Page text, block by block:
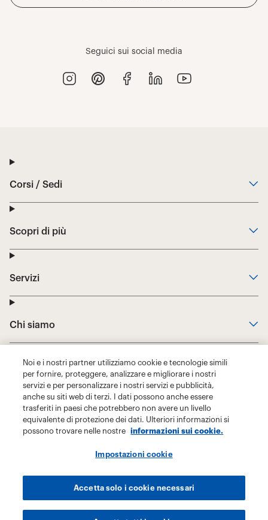
Noi e i nostri partner utilizziamo cookie e tecnologie simili
per fornire, proteggere, analizzare e migliorare i nostri
servizi e per personalizzare i nostri servizi e pubblicità,
anche su siti web di terzi. I dati possono anche essere
trasferiti in paesi che potrebbero non avere un livello
equivalente di protezione dei dati. Ulteriori informazioni si
possono trovare nelle nostre
informazioni sui cookie.
Impostazioni cookie
Accetta solo i cookie necessari